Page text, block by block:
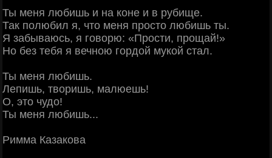
Ты меня любишь и на коне и в рубище.
Так полюбил я, что меня просто любишь ты.
Я забываюсь, я говорю: «Прости, прощай!»
Но без тебя я вечною гордой мукой стал.
Ты меня любишь.
Лепишь, творишь, малюешь!
О, это чудо!
Ты меня любишь...
Римма Казакова